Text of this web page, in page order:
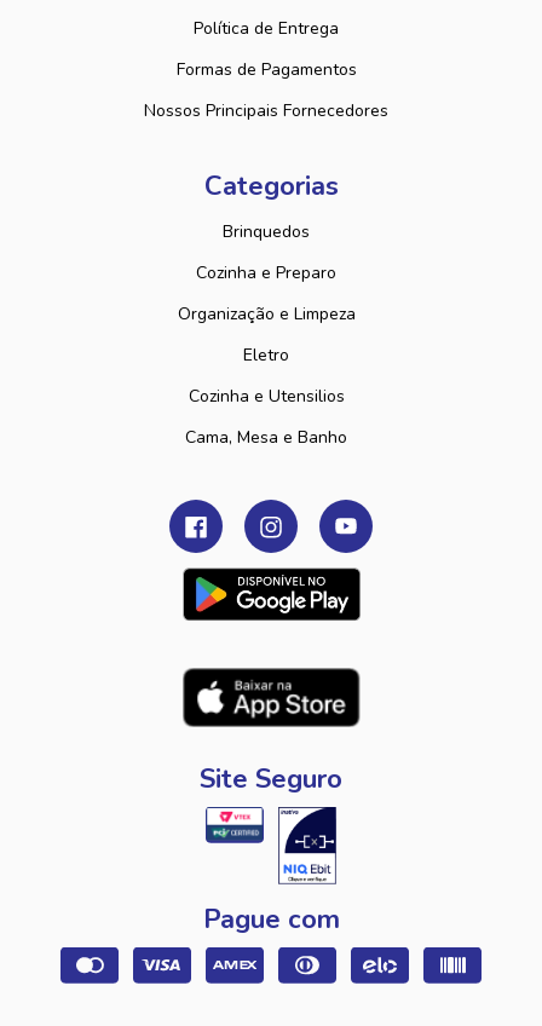
Política de Entrega
Formas de Pagamentos
Nossos Principais Fornecedores
Categorias
Brinquedos
Cozinha e Preparo
Organização e Limpeza
Eletro
Cozinha e Utensilios
Cama, Mesa e Banho
Site Seguro
Pague com